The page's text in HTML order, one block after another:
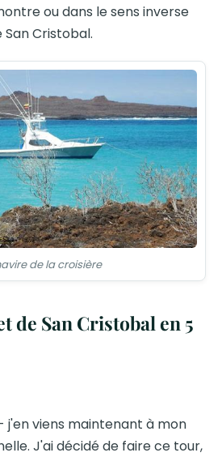
ou dans le sens inverse
Cristobal.
de la croisière
de San Cristobal en 5
j'en viens maintenant à mon
J'ai décidé de faire ce tour,